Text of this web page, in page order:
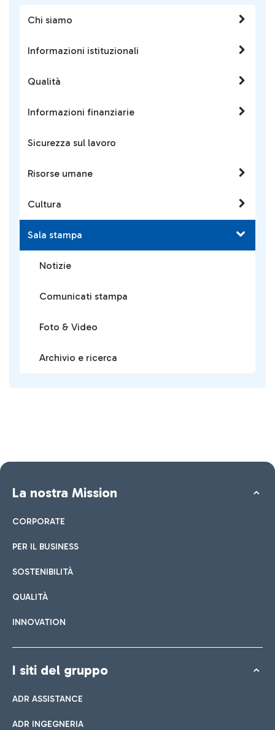
Chi siamo
Informazioni istituzionali
Qualità
Informazioni finanziarie
Sicurezza sul lavoro
Risorse umane
Cultura
Sala stampa
Notizie
Comunicati stampa
Foto & Video
Archivio e ricerca
La nostra Mission
CORPORATE
PER IL BUSINESS
SOSTENIBILITÀ
QUALITÀ
INNOVATION
I siti del gruppo
ADR ASSISTANCE
ADR INGEGNERIA